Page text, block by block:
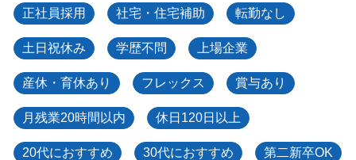
正社員採用 社宅・住宅補助 転勤なし
土日祝休み 学歴不問 上場企業
産休・育休あり フレックス 賞与あり
月残業20時間以内 休日120日以上
20代におすすめ 30代におすすめ 第二新卒OK